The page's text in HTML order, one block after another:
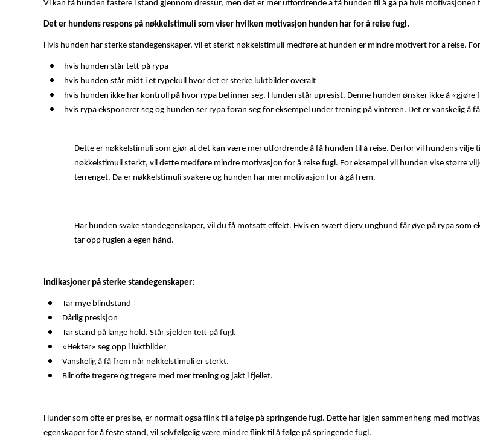
Vi kan få hunden fastere i stand gjennom dressur, men det er mer utfordrende å få hunden til å gå på hvis motivasjonen
Det er hundens respons på nøkkelstimuli som viser hvilken motivasjon hunden har for å reise fugl.
Hvis hunden har sterke standegenskaper, vil et sterkt nøkkelstimuli medføre at hunden er mindre motivert for å reise.
hvis hunden står tett på rypa
hvis hunden står midt i et rypekull hvor det er sterke luktbilder overalt
hvis hunden ikke har kontroll på hvor rypa befinner seg. Hunden står upresist. Denne hunden ønsker ikke å
hvis rypa eksponerer seg og hunden ser rypa foran seg for eksempel under trening på vinteren. Det er vanskelig å
Dette er nøkkelstimuli som gjør at det kan være mer utfordrende å få hunden til å reise. Derfor vil hundens vilje
nøkkelstimuli sterkt, vil dette medføre mindre motivasjon for å reise fugl. For eksempel vil hunden vise større
terrenget. Da er nøkkelstimuli svakere og hunden har mer motivasjon for å gå frem.
Har hunden svake standegenskaper, vil du få motsatt effekt. Hvis en svært djerv unghund får øye på rypa som
tar opp fuglen å egen hånd.
Indikasjoner på sterke standegenskaper:
Tar mye blindstand
Dårlig presisjon
Tar stand på lange hold. Står sjelden tett på fugl.
«Hekter» seg opp i luktbilder
Vanskelig å få frem når nøkkelstimuli er sterkt.
Blir ofte tregere og tregere med mer trening og jakt i fjellet.
Hunder som ofte er presise, er normalt også flink til å følge på springende fugl. Dette har igjen sammenheng med
egenskaper for å feste stand, vil selvfølgelig være mindre flink til å følge på springende fugl.